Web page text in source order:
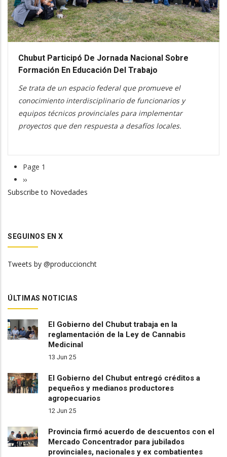
Chubut Participó De Jornada Nacional Sobre
Formación En Educación Del Trabajo
Se trata de un espacio federal que promueve el
conocimiento interdisciplinario de funcionarios y
equipos técnicos provinciales para implementar
proyectos que den respuesta a desafíos locales.
Pagination
Page 1
Next
page
››
Subscribe to Novedades
SEGUINOS EN X
Tweets by @produccioncht
ÚLTIMAS NOTICIAS
El Gobierno del Chubut trabaja en la
reglamentación de la Ley de Cannabis
Medicinal
13 Jun 25
El Gobierno del Chubut entregó créditos a
pequeños y medianos productores
agropecuarios
12 Jun 25
Provincia firmó acuerdo de descuentos con el
Mercado Concentrador para jubilados
provinciales, nacionales y ex combatientes